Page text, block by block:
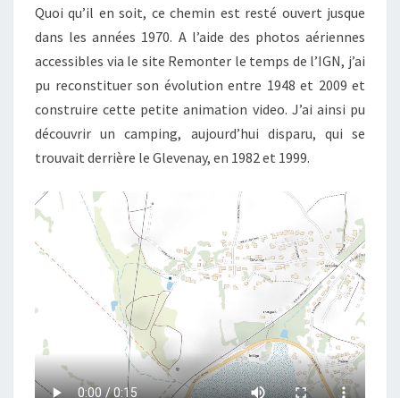
Quoi qu’il en soit, ce chemin est resté ouvert jusque
dans les années 1970. A l’aide des photos aériennes
accessibles via le site Remonter le temps de l’IGN, j’ai
pu reconstituer son évolution entre 1948 et 2009 et
construire cette petite animation video. J’ai ainsi pu
découvrir un camping, aujourd’hui disparu, qui se
trouvait derrière le Glevenay, en 1982 et 1999.